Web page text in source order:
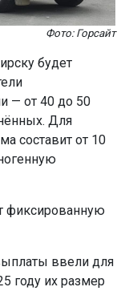
Фото: Горсайт
будет
— от 40 до 50
Для
составит от 10
фиксированную
ввели для
году их размер